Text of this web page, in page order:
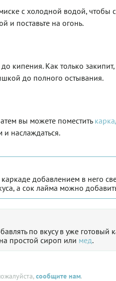
с холодной водой,
и поставьте на огонь.
кипения. Как только
до полного остывания.
вы можете поместить
и наслаждаться.
добавлением в него
а сок лайма можно
по вкусу в уже готовый
простой сироп или мед.
сообщите нам.